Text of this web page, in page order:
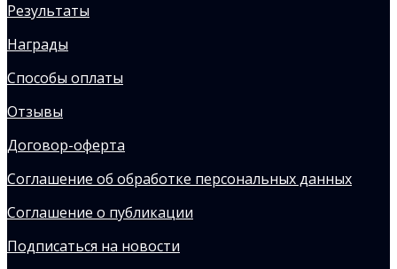
Результаты
Награды
Способы оплаты
Отзывы
Договор-оферта
Соглашение об обработке персональных данных
Соглашение о публикации
Подписаться на новости